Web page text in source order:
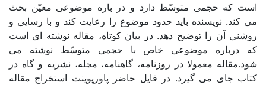
طرح و برنامه
گزارش
دسته بندی مکانی
است که حجمى متوسّط دارد و در باره موضوعى معیّن بحث
مى کند. نویسنده باید حدود موضوع را رعایت کند و با رسایى و
روشنى آن را توضیح دهد. در بیان کوتاه، مقاله نوشته اى است
که درباره موضوعى خاص با حجمى متوسّط نوشته مى
شود.مقاله معمولا در روزنامه، گاهنامه، مجله، نشریه و گاه در
کتاب جاى مى گیرد. در فایل حاضر پاورپوینت استخراج مقاله